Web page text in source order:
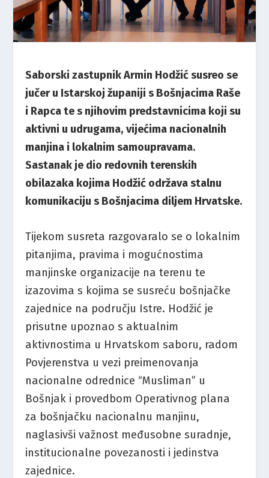
Saborski zastupnik Armin Hodžić susreo se
jučer u Istarskoj županiji s Bošnjacima Raše
i Rapca te s njihovim predstavnicima koji su
aktivni u udrugama, vijećima nacionalnih
manjina i lokalnim samoupravama.
Sastanak je dio redovnih terenskih
obilazaka kojima Hodžić održava stalnu
komunikaciju s Bošnjacima diljem Hrvatske.
Tijekom susreta razgovaralo se o lokalnim
pitanjima, pravima i mogućnostima
manjinske organizacije na terenu te
izazovima s kojima se susreću bošnjačke
zajednice na području Istre. Hodžić je
prisutne upoznao s aktualnim
aktivnostima u Hrvatskom saboru, radom
Povjerenstva u vezi preimenovanja
nacionalne odrednice “Musliman” u
Bošnjak i provedbom Operativnog plana
za bošnjačku nacionalnu manjinu,
naglasivši važnost međusobne suradnje,
institucionalne povezanosti i jedinstva
zajednice.